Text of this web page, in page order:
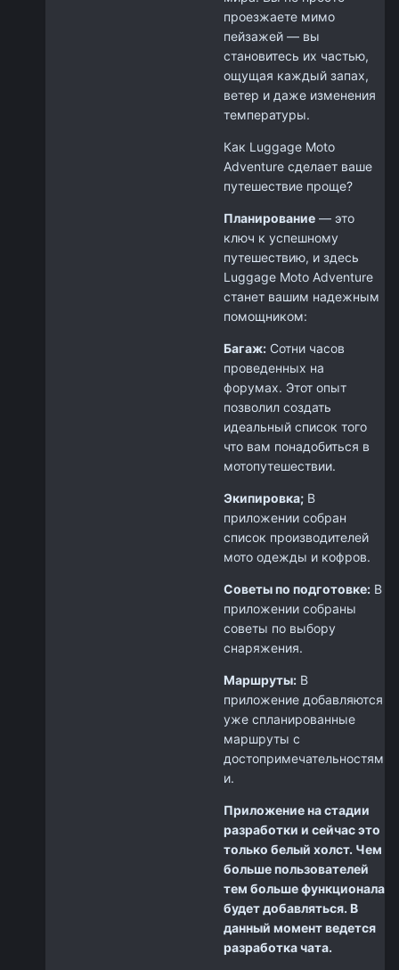
проезжаете мимо
пейзажей — вы
становитесь их частью,
ощущая каждый запах,
ветер и даже изменения
температуры.
Как Luggage Moto
Adventure сделает ваше
путешествие проще?
Планирование — это
ключ к успешному
путешествию, и здесь
Luggage Moto Adventure
станет вашим надежным
помощником:
Багаж: Сотни часов
проведенных на
форумах. Этот опыт
позволил создать
идеальный список того
что вам понадобиться в
мотопутешествии.
Экипировка; В
приложении собран
список производителей
мото одежды и кофров.
Советы по подготовке: В
приложении собраны
советы по выбору
снаряжения.
Маршруты: В
приложение добавляются
уже спланированные
маршруты с
достопримечательностям
и.
Приложение на стадии
разработки и сейчас это
только белый холст. Чем
больше пользователей
тем больше функционала
будет добавляться. В
данный момент ведется
разработка чата.